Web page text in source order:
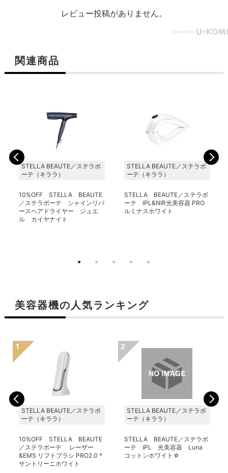
レビュー投稿がありません。
関連商品
STELLA BEAUTE／ステラボ
ーテ（キララ）
10%OFF STELLA BEAUTE
／ステラボーテ シャインリバ
ースヘアドライヤー ジュエ
ル カイヤナイト
STELLA BEAUTE／ステラボ
ーテ（キララ）
STELLA BEAUTE／ステラボ
ーテ IPL&NIR光美容器 PRO
ルミナスホワイト
美容器機の人気ランキング
STELLA BEAUTE／ステラボ
ーテ（キララ）
10%OFF STELLA BEAUTE
／ステラボーテ レーザー
&EMS リフトブラシ PRO2.0 *
サントリーニホワイト
STELLA BEAUTE／ステラボ
ーテ（キララ）
STELLA BEAUTE／ステラボ
ーテ IPL 光美容器 Luna
コットンホワイト☆